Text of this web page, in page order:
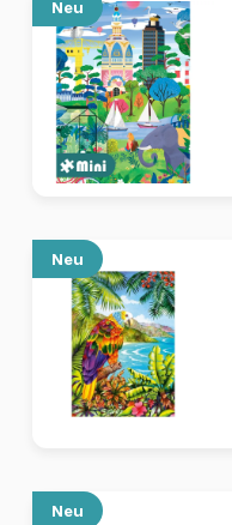
Neu
Neu
Neu